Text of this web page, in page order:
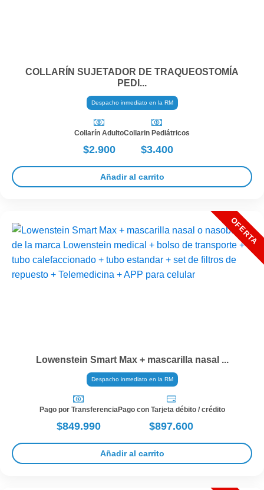
COLLARÍN SUJETADOR DE TRAQUEOSTOMÍA
PEDI...
Despacho inmediato en la RM
Collarín Adulto
$2.900
Collarin Pediátricos
$3.400
Añadir al carrito
Lowenstein Smart Max + mascarilla nasal ...
Despacho inmediato en la RM
Pago por Transferencia
$849.990
Pago con Tarjeta débito / crédito
$897.600
Añadir al carrito